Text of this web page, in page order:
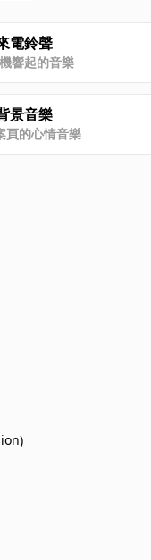
電鈴聲
響起的音樂
景音樂
頁的心情音樂